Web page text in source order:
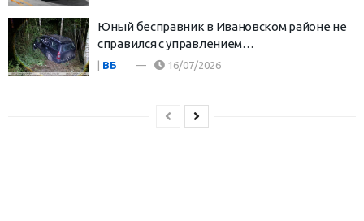
Юный бесправник в Ивановском районе не
справился с управлением…
ВБ 16/07/2026